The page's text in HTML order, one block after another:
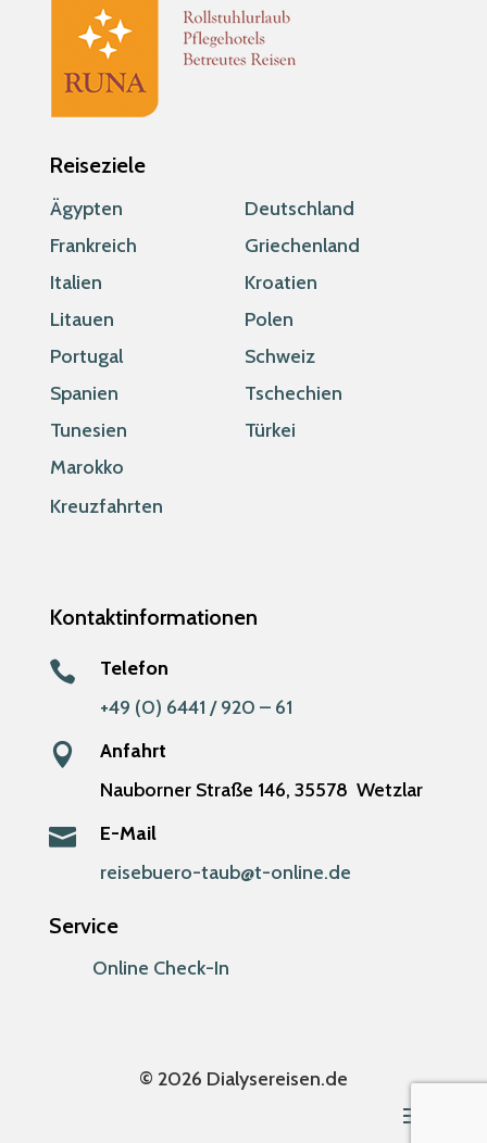
Reiseziele
Ägypten
Deutschland
Frankreich
Griechenland
Italien
Kroatien
Litauen
Polen
Portugal
Schweiz
Spanien
Tschechien
Tunesien
Türkei
Marokko
Kreuzfahrten
Kontaktinformationen

Telefon
+49 (0) 6441 / 920 – 61

Anfahrt
Nauborner Straße 146, 35578 Wetzlar

E-Mail
reisebuero-taub@t-online.de
Service
Online Check-In
© 2026 Dialysereisen.de